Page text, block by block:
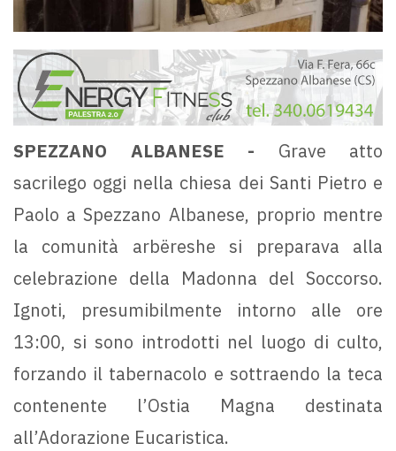
SPEZZANO ALBANESE - Grave atto
sacrilego oggi nella chiesa dei Santi Pietro e
Paolo a Spezzano Albanese, proprio mentre
la comunità arbëreshe si preparava alla
celebrazione della Madonna del Soccorso.
Ignoti, presumibilmente intorno alle ore
13:00, si sono introdotti nel luogo di culto,
forzando il tabernacolo e sottraendo la teca
contenente l’Ostia Magna destinata
all’Adorazione Eucaristica.